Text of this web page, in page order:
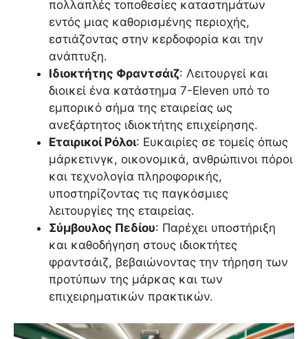
πολλαπλές τοποθεσίες καταστημάτων
εντός μιας καθορισμένης περιοχής,
εστιάζοντας στην κερδοφορία και την
ανάπτυξη.
Ιδιοκτήτης Φραντσάιζ: Λειτουργεί και
διοικεί ένα κατάστημα 7-Eleven υπό το
εμπορικό σήμα της εταιρείας ως
ανεξάρτητος ιδιοκτήτης επιχείρησης.
Εταιρικοί Ρόλοι: Ευκαιρίες σε τομείς όπως
μάρκετινγκ, οικονομικά, ανθρώπινοι πόροι
και τεχνολογία πληροφορικής,
υποστηρίζοντας τις παγκόσμιες
λειτουργίες της εταιρείας.
Σύμβουλος Πεδίου: Παρέχει υποστήριξη
και καθοδήγηση στους ιδιοκτήτες
φραντσάιζ, βεβαιώνοντας την τήρηση των
προτύπων της μάρκας και των
επιχειρηματικών πρακτικών.